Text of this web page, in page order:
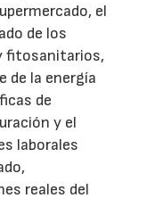
el
de los
fitosanitarios,
de la energía
de
y el
laborales
reales del